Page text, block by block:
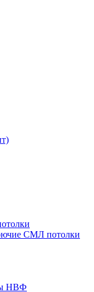
СМЛ потолки